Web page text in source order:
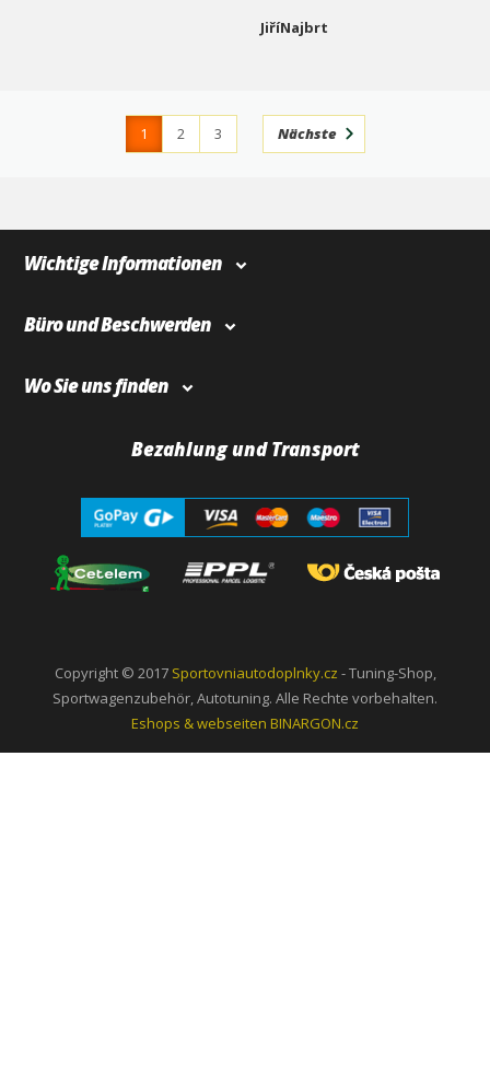
JiříNajbrt
1 2
3
Nächste
Wichtige Informationen
Büro und Beschwerden
Wo Sie uns finden
Bezahlung und Transport
Copyright © 2017 Sportovniautodoplnky.cz - Tuning-Shop,
Sportwagenzubehör, Autotuning. Alle Rechte vorbehalten.
Eshops & webseiten BINARGON.cz